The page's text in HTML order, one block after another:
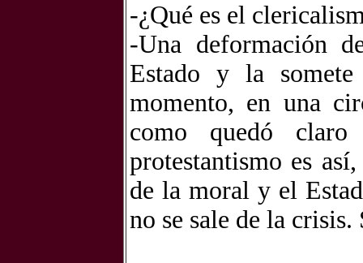
-¿Qué es el
-Una deformación
Estado y la
momento, en una
como quedó
protestantismo es
de la moral y el
no se sale de la